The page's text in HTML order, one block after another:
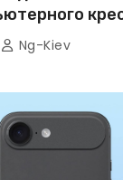
Ng-Kiev